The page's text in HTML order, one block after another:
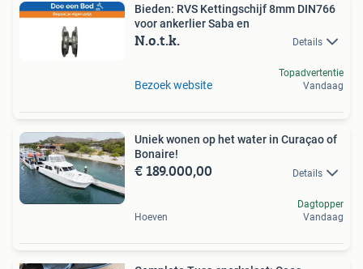
Bieden: RVS Kettingschijf 8mm DIN766
voor ankerlier Saba en
N.o.t.k. Details
Bezoek website
Topadvertentie
Vandaag
Uniek wonen op het water in Curaçao of
Bonaire!
€ 189.000,00 Details
Hoeven
Dagtopper
Vandaag